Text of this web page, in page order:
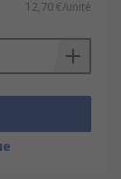
12,70 €/unité